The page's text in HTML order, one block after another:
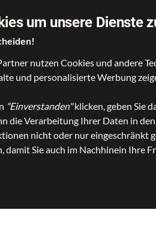
um unsere Dienste
nutzen Cookies und andere
und personalisierte Werbung
"Einverstanden"klicken, geben Sie
die Verarbeitung Ihrer Daten in
nicht oder nur eingeschränkt
damit Sie auch im Nachhinein Ihre